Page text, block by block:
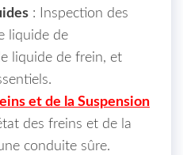
: Inspection des
liquide de
liquide de frein, et
et de la Suspension
des freins et de la
conduite sûre.